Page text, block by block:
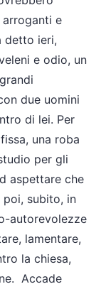
arroganti e
detto ieri,
e odio, un
due uomini
di lei. Per
una roba
per gli
aspettare che
subito, in
autorevolezze
lamentare,
la chiesa,
Accade